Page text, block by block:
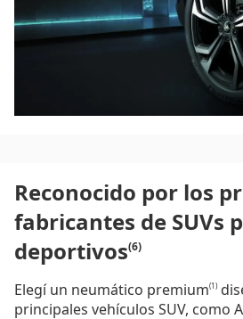
Reconocido por los
fabricantes de SUVs
deportivos(6)
Elegí un neumático premium(1)
principales vehículos SUV, como